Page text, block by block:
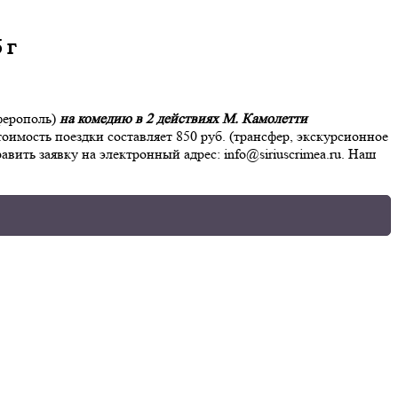
г
на комедию в 2 действиях М. Камолетти
поездки составляет 850 руб. (трансфер, экскурсионное
заявку на электронный адрес: info@siriuscrimea.ru. Наш